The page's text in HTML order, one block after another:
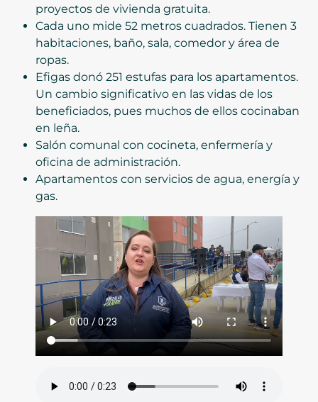
proyectos de vivienda gratuita.
Cada uno mide 52 metros cuadrados. Tienen 3
habitaciones, baño, sala, comedor y área de
ropas.
Efigas donó 251 estufas para los apartamentos.
Un cambio significativo en las vidas de los
beneficiados, pues muchos de ellos cocinaban
en leña.
Salón comunal con cocineta, enfermería y
oficina de administración.
Apartamentos con servicios de agua, energía y
gas.